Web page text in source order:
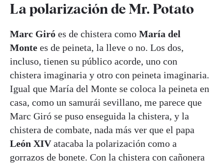
La polarización de Mr. Potato
Marc Giró es de chistera como María del
Monte es de peineta, la lleve o no. Los dos,
incluso, tienen su público acorde, uno con
chistera imaginaria y otro con peineta imaginaria.
Igual que María del Monte se coloca la peineta en
casa, como un samurái sevillano, me parece que
Marc Giró se puso enseguida la chistera, y la
chistera de combate, nada más ver que el papa
León XIVatacaba la polarización como a
gorrazos de bonete. Con la chistera con cañonera